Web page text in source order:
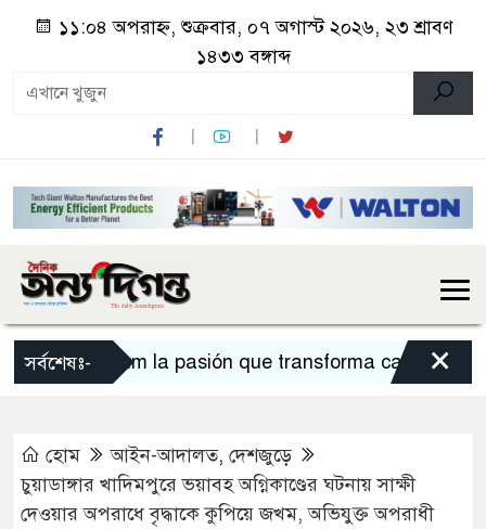
১১:০৪ অপরাহ্ন, শুক্রবার, ০৭ অগাস্ট ২০২৬, ২৩ শ্রাবণ
১৪৩৩ বঙ্গাব্দ
সর্বশেষঃ-
Sportium la pasión que transforma cada apuesta
×
হোম আইন-আদালত, দেশজুড়ে
চুয়াডাঙ্গার খাদিমপুরে ভয়াবহ অগ্নিকাণ্ডের ঘটনায় সাক্ষী
দেওয়ার অপরাধে বৃদ্ধাকে কুপিয়ে জখম, অভিযুক্ত অপরাধী